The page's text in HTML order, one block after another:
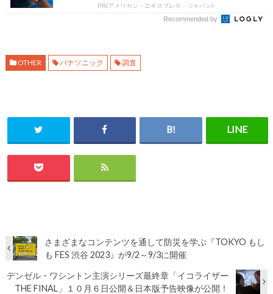
PR(アメリカン・エキスプレス・ジャパン)
Recommended by
OTHER パナソニック 調査
さまざまなコンテンツを通して防災を学ぶ『TOKYO もし
も FES 渋谷 2023』が9/2～9/3に開催
デンゼル・ワシントン主演シリーズ最終章「イコライザー
THE FINAL」１０月６日公開＆日本版予告映像が公開！